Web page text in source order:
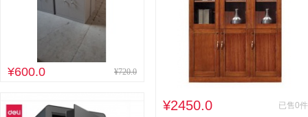
¥600.0 ¥720.0
¥2450.0
已售0件